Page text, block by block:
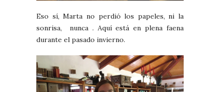
Eso sí, Marta no perdió los papeles, ni la
sonrisa, nunca . Aquí está en plena faena
durante el pasado invierno.